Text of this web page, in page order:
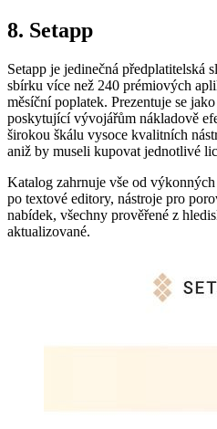
8. Setapp
Setapp je jedinečná předplatitelská
sbírku více než 240 prémiových
měsíční poplatek. Prezentuje se
poskytující vývojářům nákladově
širokou škálu vysoce kvalitních
aniž by museli kupovat jednotlivé
Katalog zahrnuje vše od
po textové editory, nástroje pro
nabídek, všechny prověřené z
aktualizované.